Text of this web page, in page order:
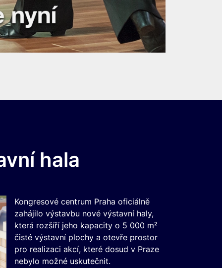
hala
Kongresové centrum Praha oficiálně
zahájilo výstavbu nové výstavní haly,
která rozšíří jeho kapacity o 5 000 m²
čisté výstavní plochy a otevře prostor
pro realizaci akcí, které dosud v Praze
nebylo možné uskutečnit.